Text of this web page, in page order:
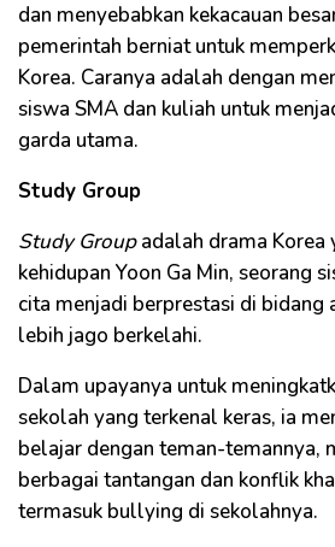
dan menyebabkan kekacauan
pemerintah berniat untuk
Korea. Caranya adalah dengan
siswa SMA dan kuliah untuk
garda utama.
Study Group
Study Groupadalah drama Korea
kehidupan Yoon Ga Min, seorang
cita menjadi berprestasi di bidang
lebih jago berkelahi.
Dalam upayanya untuk
sekolah yang terkenal keras, ia
belajar dengan teman-temannya,
berbagai tantangan dan konflik
termasuk bullying di sekolahnya.